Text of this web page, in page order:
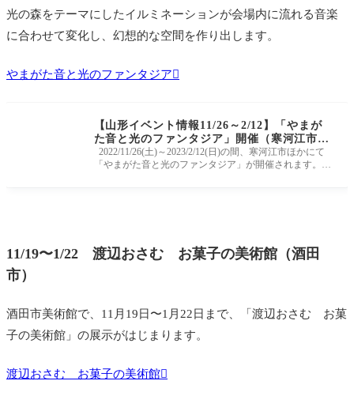
光の森をテーマにしたイルミネーションが会場内に流れる音楽
に合わせて変化し、幻想的な空間を作り出します。
やまがた音と光のファンタジア
【山形イベント情報11/26～2/12】「やまが
た音と光のファンタジア」開催（寒河江市ほ
か）
2022/11/26(土)～2023/2/12(日)の間、寒河江市ほかにて
「やまがた音と光のファンタジア」が開催されます。
11/19〜1/22 渡辺おさむ お菓子の美術館（酒田
市）
酒田市美術館で、11月19日〜1月22日まで、「渡辺おさむ お菓
子の美術館」の展示がはじまります。
渡辺おさむ お菓子の美術館